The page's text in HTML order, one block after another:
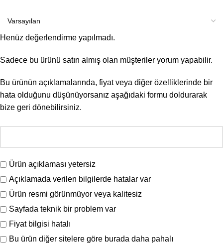
Henüz değerlendirme yapılmadı.
Sadece bu ürünü satın almış olan müşteriler yorum yapabilir.
Bu ürünün açıklamalarında, fiyat veya diğer özelliklerinde bir
hata olduğunu düşünüyorsanız aşağıdaki formu doldurarak
bize geri dönebilirsiniz.
Ürün açıklaması yetersiz
Açıklamada verilen bilgilerde hatalar var
Ürün resmi görünmüyor veya kalitesiz
Sayfada teknik bir problem var
Fiyat bilgisi hatalı
Bu ürün diğer sitelere göre burada daha pahalı